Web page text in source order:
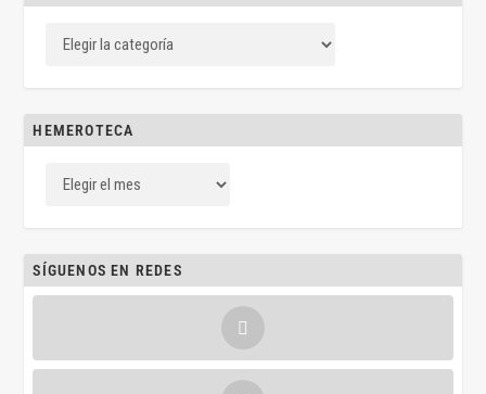
HEMEROTECA
SÍGUENOS EN REDES